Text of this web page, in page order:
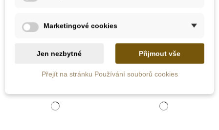
Marketingové cookies
Jen nezbytné Přijmout vše
Přejít na stránku Používání souborů cookies